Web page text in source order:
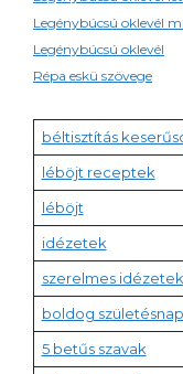
Legénybúcsú oklevél
Legénybúcsú oklevél
Répa eskü szövege
béltisztítás
léböjt receptek
léböjt
idézetek
szerelmes idézetek
boldog
5 betűs szavak